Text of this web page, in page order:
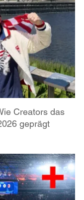
Creators das
geprägt